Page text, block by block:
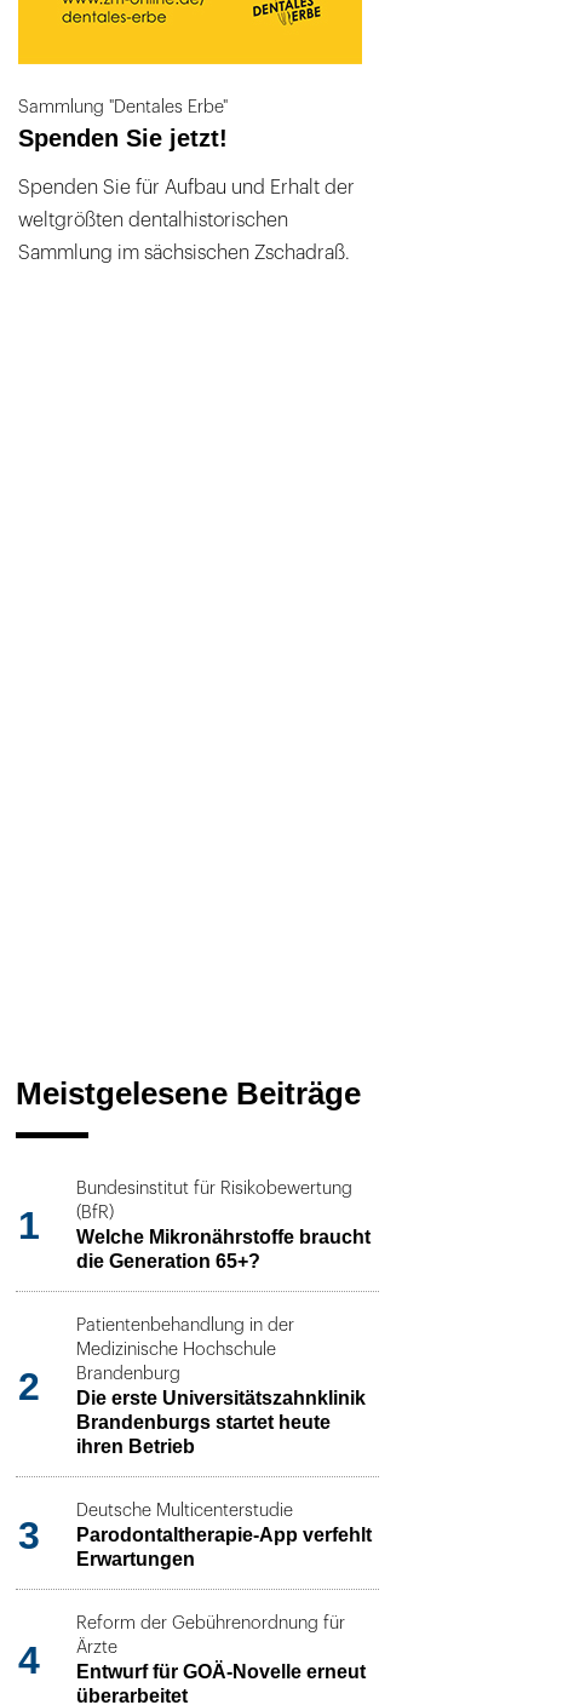
Sammlung "Dentales Erbe"
Spenden Sie jetzt!
Spenden Sie für Aufbau und Erhalt der
weltgrößten dentalhistorischen
Sammlung im sächsischen Zschadraß.
Meistgelesene Beiträge
1
Bundesinstitut für Risikobewertung
(BfR)
Welche Mikronährstoffe braucht
die Generation 65+?
2
Patientenbehandlung in der
Medizinische Hochschule
Brandenburg
Die erste Universitätszahnklinik
Brandenburgs startet heute
ihren Betrieb
3
Deutsche Multicenterstudie
Parodontaltherapie-App verfehlt
Erwartungen
4
Reform der Gebührenordnung für
Ärzte
Entwurf für GOÄ-Novelle erneut
überarbeitet